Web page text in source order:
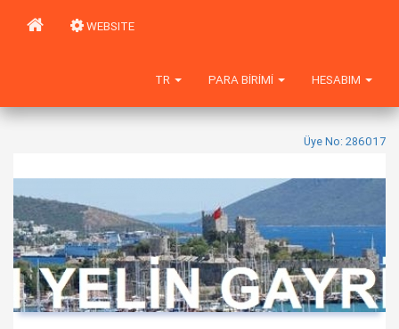
WEBSITE
HESABIM
PARA BIRIMI
TR
Üye No: 286017